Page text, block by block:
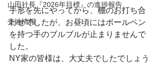
山田社長『2026年目標』の進捗報告
売地情報
手形を先にやってから、棚のお打ち合
わせでしたが、お昼頃にはボールペン
を持つ手のブルブルが止まりませんで
した。
NY家の皆様は、大丈夫でしたでしょう